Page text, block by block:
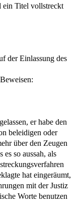
ein Titel vollstreckt
der Einlassung des
er habe den
beleidigen oder
über den Zeugen
es so aussah, als
hat eingeräumt,
mit der Justiz
Worte benutzen